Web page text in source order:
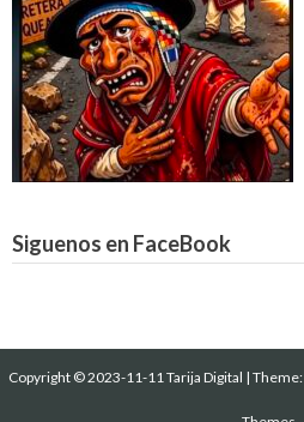
Siguenos en FaceBook
Copyright © 2023-11-11 Tarija Digital | Theme: